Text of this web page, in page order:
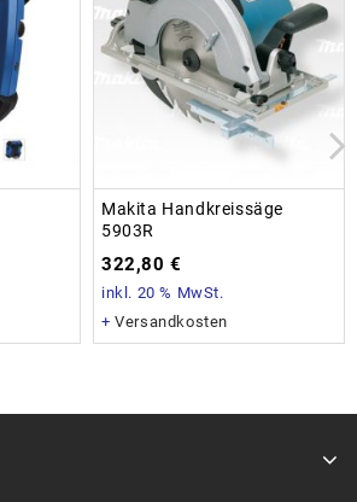
Makita Handkreissäge
5903R
322,80€
inkl. 20 % MwSt.
+Versandkosten